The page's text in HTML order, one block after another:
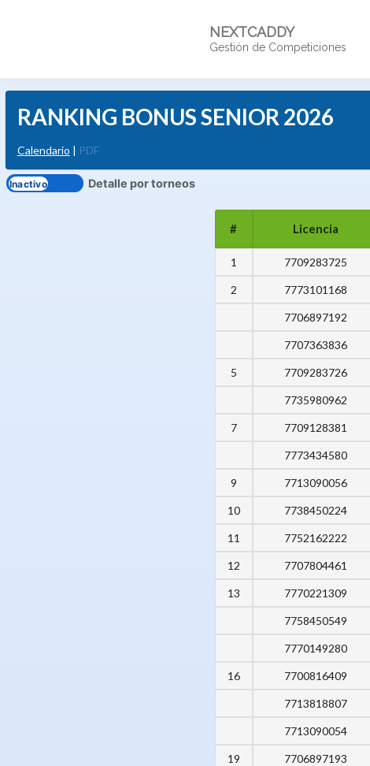
NEXTCADDY
Gestión de Competiciones
RANKING BONUS SENIOR 2026
Calendario | PDF
Detalle por torneos
# Licencia
1 7709283725
2 7773101168
7706897192
7707363836
5 7709283726
7735980962
7 7709128381
7773434580
9 7713090056
10 7738450224
11 7752162222
12 7707804461
13 7770221309
7758450549
7770149280
16 7700816409
7713818807
7713090054
19 7706897193